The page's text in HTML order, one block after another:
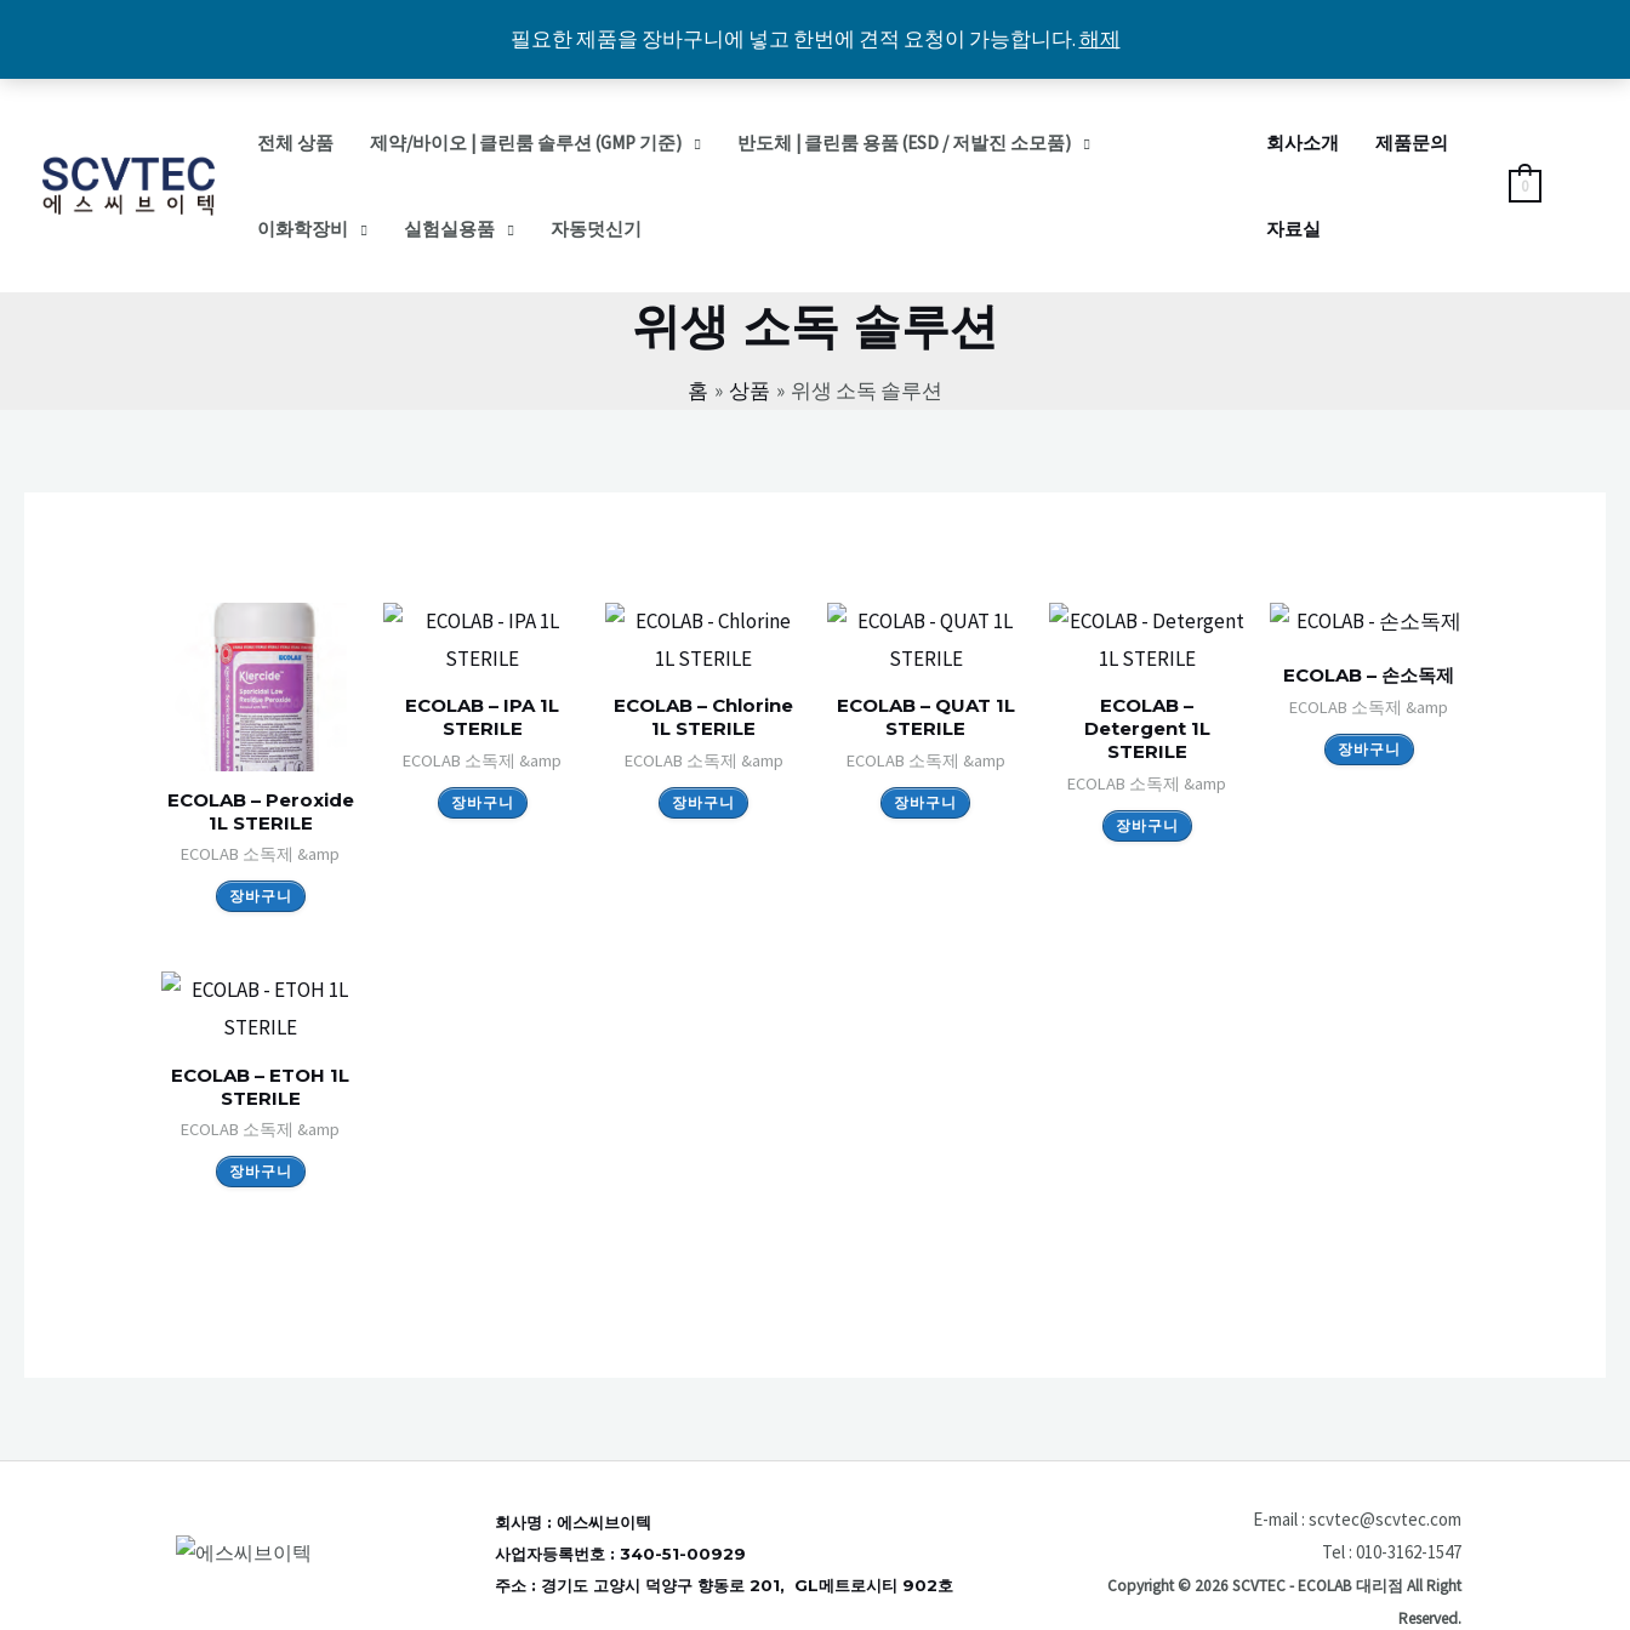
필요한 제품을 장바구니에 넣고 한번에 견적 요청이 가능합니다.해제
전체 상품 제약/바이오 | 클린룸 솔루션 (GMP 기준) 반도체 | 클린룸 용품 (ESD / 저발진 소모품)
이화학장비 실험실용품 자동덧신기
회사소개 제품문의
자료실
0
위생 소독 솔루션
홈 상품 위생 소독 솔루션
ECOLAB – Peroxide
1L STERILE
ECOLAB 소독제 &amp
장바구니
ECOLAB – IPA 1L
STERILE
ECOLAB 소독제 &amp
장바구니
ECOLAB – Chlorine
1L STERILE
ECOLAB 소독제 &amp
장바구니
ECOLAB – QUAT 1L
STERILE
ECOLAB 소독제 &amp
장바구니
ECOLAB –
Detergent 1L
STERILE
ECOLAB 소독제 &amp
장바구니
ECOLAB – 손소독제
ECOLAB 소독제 &amp
장바구니
ECOLAB – ETOH 1L
STERILE
ECOLAB 소독제 &amp
장바구니
회사명 : 에스씨브이텍
사업자등록번호 : 340-51-00929
주소 : 경기도 고양시 덕양구 향동로 201, GL메트로시티 902호
E-mail : scvtec@scvtec.com
Tel : 010-3162-1547
Copyright © 2026 SCVTEC - ECOLAB 대리점 All Right
Reserved.